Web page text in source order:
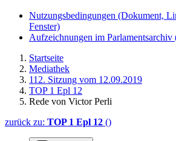
Nutzungsbedingungen (Dokument,
Fenster)
Aufzeichnungen im Parlamentsarchiv
Startseite
Mediathek
112. Sitzung vom 12.09.2019
TOP 1 Epl 12
Rede von Victor Perli
zurück zu: TOP 1 Epl 12 ()